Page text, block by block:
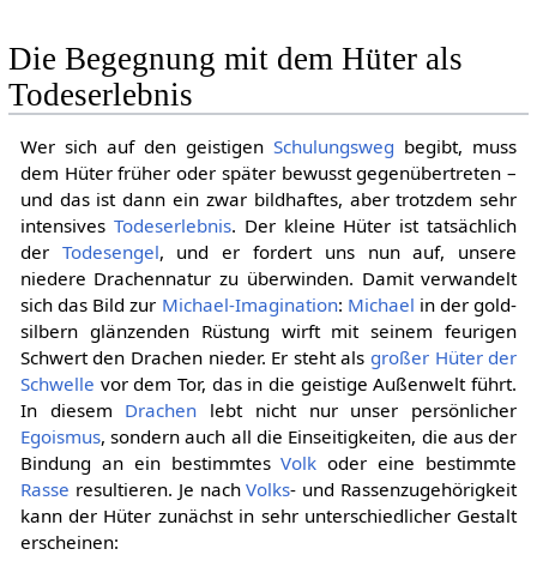
Die Begegnung mit dem Hüter als
Todeserlebnis
Wer sich auf den geistigenSchulungsweg begibt, muss
dem Hüter früher oder später bewusst gegenübertreten –
und das ist dann ein zwar bildhaftes, aber trotzdem sehr
intensives Todeserlebnis. Der kleine Hüter ist tatsächlich
der Todesengel, und er fordert uns nun auf, unsere
niedere Drachennatur zu überwinden. Damit verwandelt
sich das Bild zur Michael-Imagination: Michael in der gold-
silbern glänzenden Rüstung wirft mit seinem feurigen
Schwert den Drachen nieder. Er steht als großer Hüter der
Schwelle vor dem Tor, das in die geistige Außenwelt führt.
In diesem Drachen lebt nicht nur unser persönlicher
Egoismus, sondern auch all die Einseitigkeiten, die aus der
Bindung an ein bestimmtesVolk oder eine bestimmte
Rasse resultieren. Je nachVolks- und Rassenzugehörigkeit
kann der Hüter zunächst in sehr unterschiedlicher Gestalt
erscheinen: